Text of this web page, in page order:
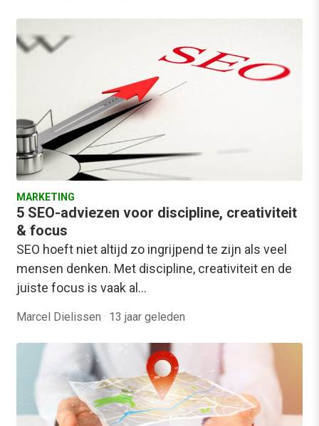
MARKETING
5 SEO-adviezen voor discipline, creativiteit
& focus
SEO hoeft niet altijd zo ingrijpend te zijn als veel
mensen denken. Met discipline, creativiteit en de
juiste focus is vaak al…
Marcel Dielissen · 13 jaar geleden